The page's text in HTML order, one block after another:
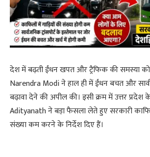
देश में बढ़ती ईंधन खपत और ट्रैफिक की समस्या को
Narendra Modi ने हाल ही में ईंधन बचत और
बढ़ावा देने की अपील की। इसी क्रम में उत्तर प्रदेश
Adityanath ने बड़ा फैसला लेते हुए सरकारी
संख्या कम करने के निर्देश दिए हैं।